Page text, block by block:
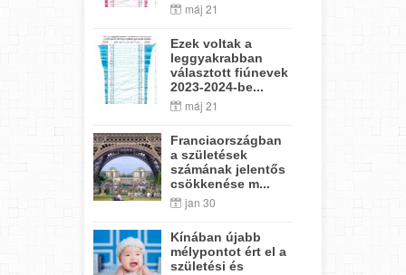
máj 21
Ezek voltak a
leggyakrabban
választott fiúnevek
2023-2024-be...
máj 21
Franciaországban
a születések
számának jelentős
csökkenése m...
jan 30
Kínában újabb
mélypontot ért el a
születési és